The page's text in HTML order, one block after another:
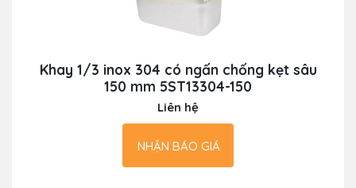
Khay 1/3 inox 304 có ngấn chống kẹt sâu
150 mm 5ST13304-150
Liên hệ
NHẬN BÁO GIÁ